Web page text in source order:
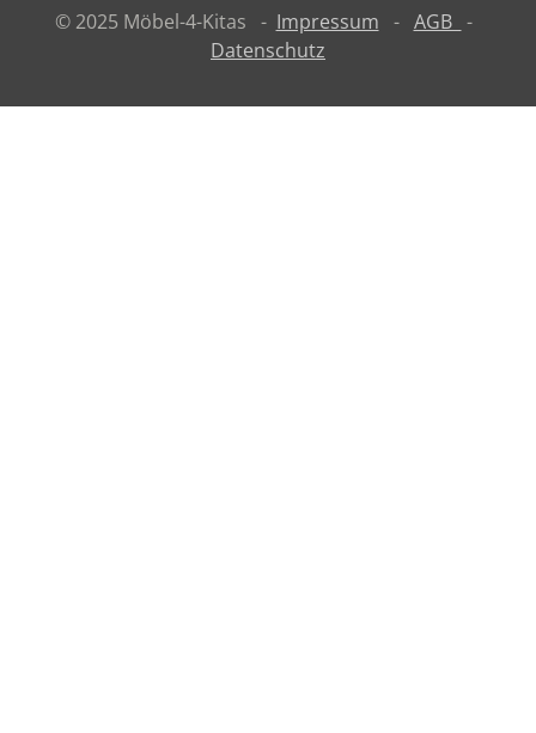
© 2025 Möbel-4-Kitas - Impressum - AGB -
Datenschutz